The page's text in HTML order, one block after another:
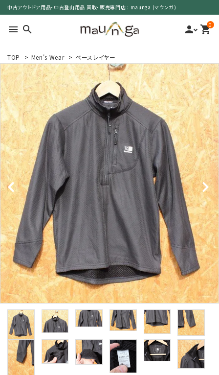
中古アウトドア用品・中古登山用品 買取・販売専門店 : maunga (マウンガ)
menu search person 0
shopping_cart
search
カテゴリーで選ぶ
サイズで選ぶ
特集で選ぶ
価格で選ぶ
買取案内
レンタル・修理
店舗情報
POLICY
INFORMATION
ACCOUNT MENU
ようこそ ゲスト 様
meeting_room ログイン person 新規会員登録
TOP > Men's Wear > ベースレイヤー